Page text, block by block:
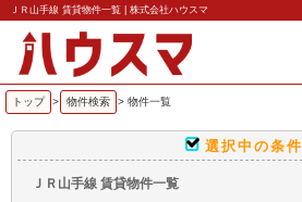
ＪＲ山手線 賃貸物件一覧 | 株式会社ハウスマ
トップ > 物件検索 > 物件一覧
選択中の条件
ＪＲ山手線 賃貸物件一覧